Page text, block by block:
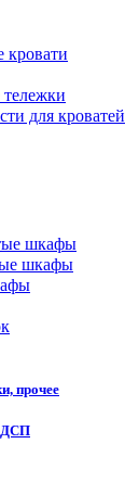
кровати
для кроватей
шкафы
шкафы
прочее